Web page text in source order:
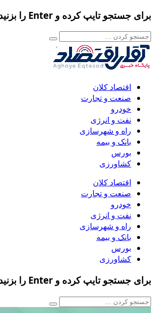
برای جستجو تایپ کرده و Enter را بزنید
اقتصاد کلان
صنعت و تجارت
خودرو
نفت و انرژی
راه و شهرسازی
بانک و بیمه
بورس
کشاورزی
اقتصاد کلان
صنعت و تجارت
خودرو
نفت و انرژی
راه و شهرسازی
بانک و بیمه
بورس
کشاورزی
برای جستجو تایپ کرده و Enter را بزنید